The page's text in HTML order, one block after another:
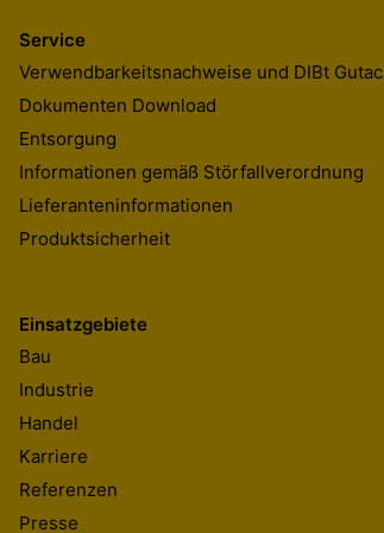
Service
Verwendbarkeitsnachweise und DIBt
Dokumenten Download
Entsorgung
Informationen gemäß Störfallverordnung
Lieferanteninformationen
Produktsicherheit
Einsatzgebiete
Bau
Industrie
Handel
Karriere
Referenzen
Presse